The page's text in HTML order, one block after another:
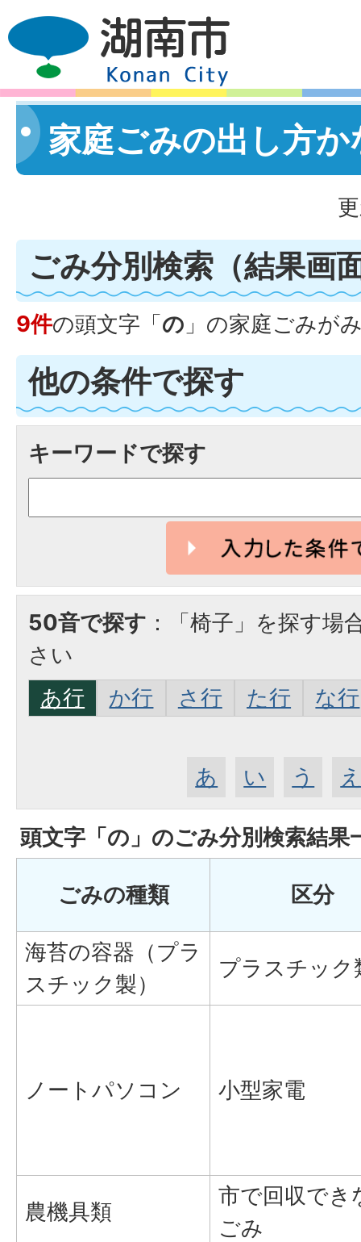
家庭ごみの出し方か
ごみ分別検索 （結果画
9件の頭文字「の 」の家庭ごみが
他の条件で探す
キーワードで探す
50音で探す ：「椅子」を探す場
さい
あ行
か行 さ行 た行 な行
あ い う
頭文字「の 」のごみ分別検索結果
ごみの種類 区分
海苔の容器（プラ
スチック製）
プラスチック
ノートパソコン 小型家電
農機具類
市で回収でき
ごみ